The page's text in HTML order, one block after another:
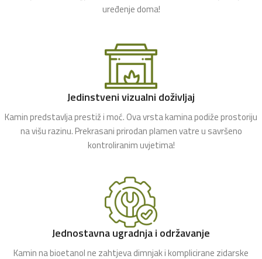
uređenje doma!
Jedinstveni vizualni doživljaj
Kamin predstavlja prestiž i moć. Ova vrsta kamina podiže prostoriju
na višu razinu. Prekrasani prirodan plamen vatre u savršeno
kontroliranim uvjetima!
Jednostavna ugradnja i održavanje
Kamin na bioetanol ne zahtjeva dimnjak i komplicirane zidarske